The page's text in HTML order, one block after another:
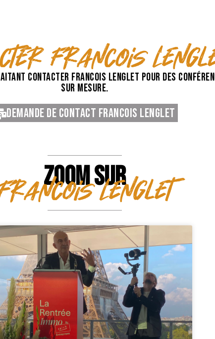
Francois
contacter Francois Lenglet pour des
sur mesure.
Demande de contact Francois Lenglet
ZOOM SURLenglet